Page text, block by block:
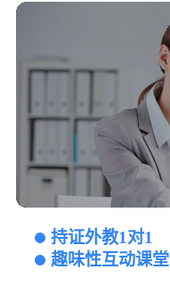
持证外教1对1
趣味性互动课堂